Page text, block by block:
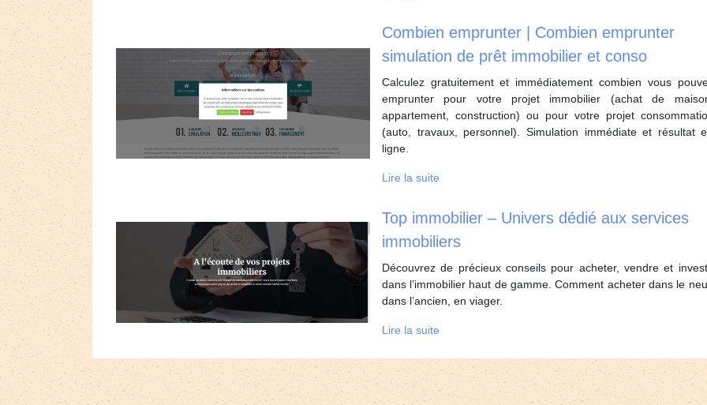
Combien emprunter | Combien emprunter
simulation de prêt immobilier et conso
Calculez gratuitement et immédiatement combien vous
emprunter pour votre projet immobilier (achat de
appartement, construction) ou pour votre projet
(auto, travaux, personnel). Simulation immédiate et résultat
ligne.
Lire la suite
Top immobilier – Univers dédié aux services
immobiliers
Découvrez de précieux conseils pour acheter, vendre et
dans l’immobilier haut de gamme. Comment acheter dans le
dans l’ancien, en viager.
Lire la suite